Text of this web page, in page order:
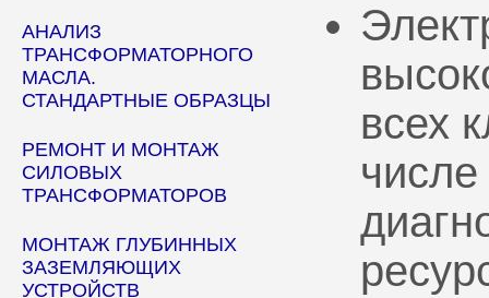
АНАЛИЗ
ТРАНСФОРМАТОРНОГО
МАСЛА.
СТАНДАРТНЫЕ ОБРАЗЦЫ
РЕМОНТ И МОНТАЖ
СИЛОВЫХ
ТРАНСФОРМАТОРОВ
МОНТАЖ ГЛУБИННЫХ
ЗАЗЕМЛЯЮЩИХ
УСТРОЙСТВ
всех